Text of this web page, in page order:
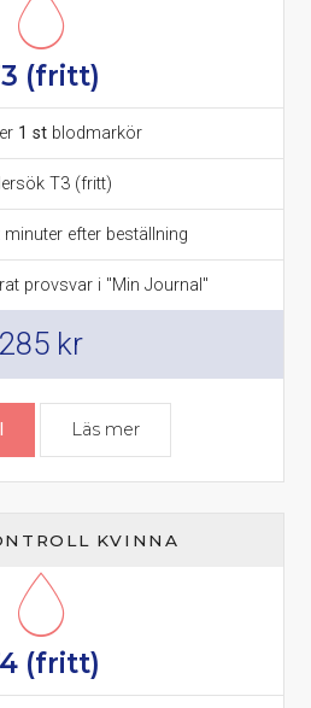
(fritt)
1 stblodmarkör
T3 (fritt)
efter beställning
provsvar i "Min Journal"
285 kr
Läs merom T3 (fritt) prov –
KVINNA
(fritt)